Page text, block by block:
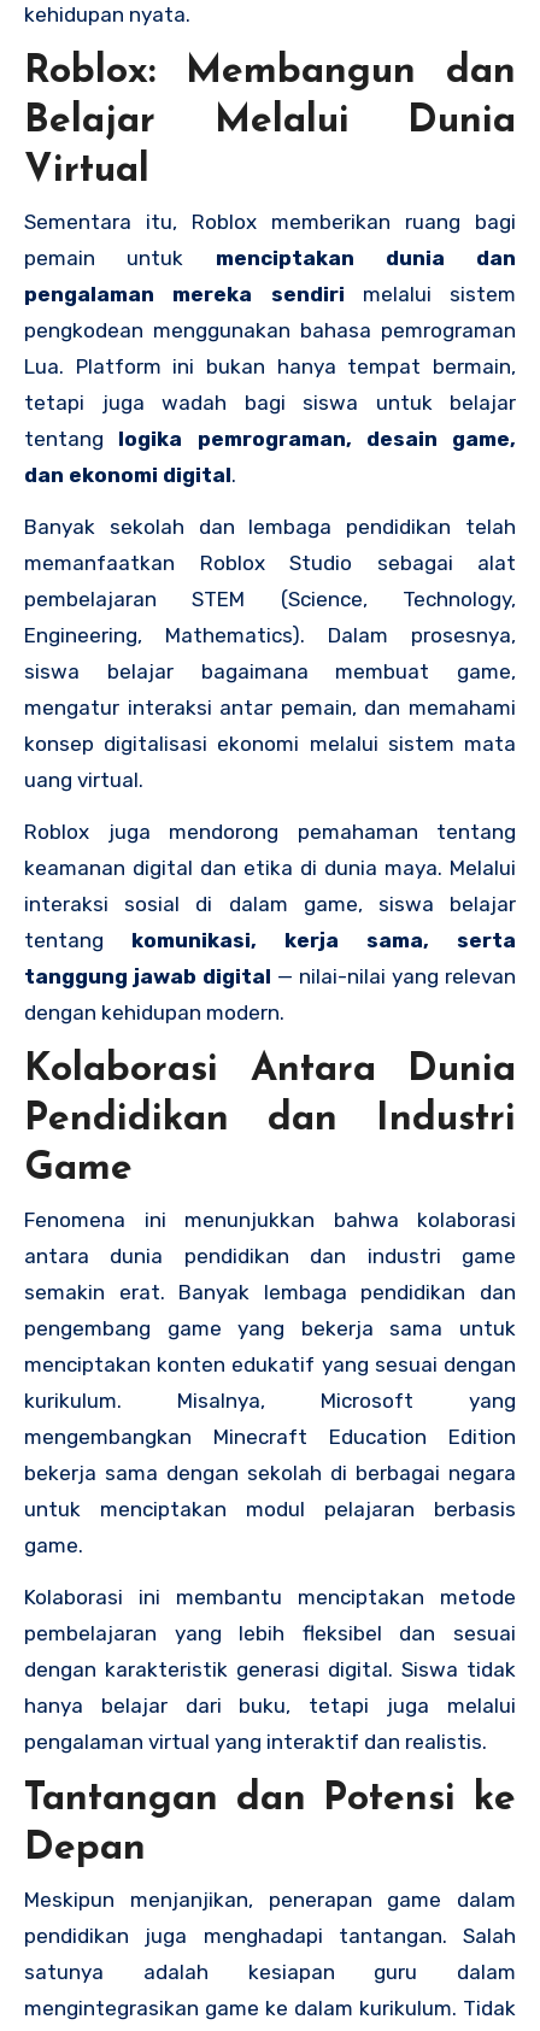
kehidupan nyata.
Roblox: Membangun dan
Belajar Melalui Dunia
Virtual
Sementara itu, Roblox memberikan ruang bagi
pemain untuk menciptakan dunia dan
pengalaman mereka sendiri melalui sistem
pengkodean menggunakan bahasa pemrograman
Lua. Platform ini bukan hanya tempat bermain,
tetapi juga wadah bagi siswa untuk belajar
tentang logika pemrograman, desain game,
dan ekonomi digital.
Banyak sekolah dan lembaga pendidikan telah
memanfaatkan Roblox Studio sebagai alat
pembelajaran STEM (Science, Technology,
Engineering, Mathematics). Dalam prosesnya,
siswa belajar bagaimana membuat game,
mengatur interaksi antar pemain, dan memahami
konsep digitalisasi ekonomi melalui sistem mata
uang virtual.
Roblox juga mendorong pemahaman tentang
keamanan digital dan etika di dunia maya. Melalui
interaksi sosial di dalam game, siswa belajar
tentang komunikasi, kerja sama, serta
tanggung jawab digital — nilai-nilai yang relevan
dengan kehidupan modern.
Kolaborasi Antara Dunia
Pendidikan dan Industri
Game
Fenomena ini menunjukkan bahwa kolaborasi
antara dunia pendidikan dan industri game
semakin erat. Banyak lembaga pendidikan dan
pengembang game yang bekerja sama untuk
menciptakan konten edukatif yang sesuai dengan
kurikulum. Misalnya, Microsoft yang
mengembangkan Minecraft Education Edition
bekerja sama dengan sekolah di berbagai negara
untuk menciptakan modul pelajaran berbasis
game.
Kolaborasi ini membantu menciptakan metode
pembelajaran yang lebih fleksibel dan sesuai
dengan karakteristik generasi digital. Siswa tidak
hanya belajar dari buku, tetapi juga melalui
pengalaman virtual yang interaktif dan realistis.
Tantangan dan Potensi ke
Depan
Meskipun menjanjikan, penerapan game dalam
pendidikan juga menghadapi tantangan. Salah
satunya adalah kesiapan guru dalam
mengintegrasikan game ke dalam kurikulum. Tidak